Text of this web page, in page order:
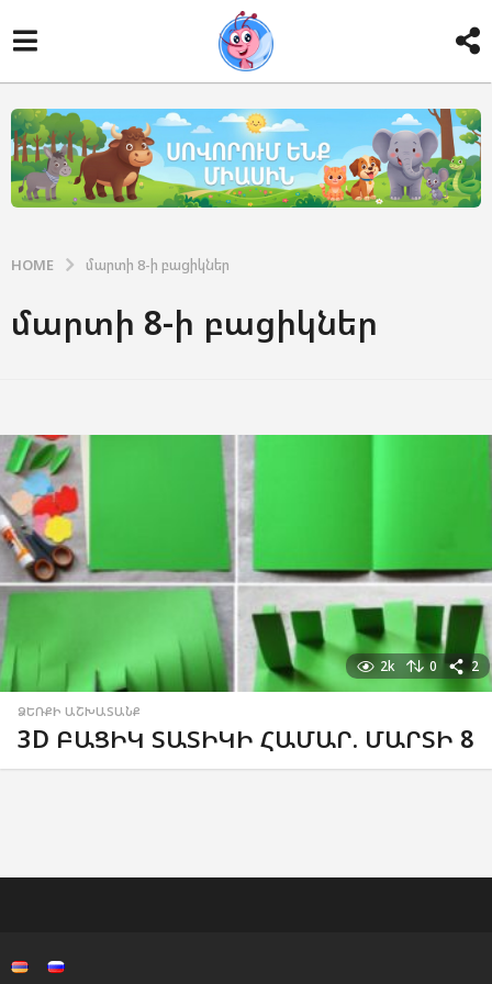
HOME մարտի 8-ի բացիկներ
մարտի 8-ի բացիկներ
2k 0 2
ՁԵՌՔԻ ԱՇԽԱՏԱՆՔ
3D ԲԱՑԻԿ ՏԱՏԻԿԻ ՀԱՄԱՐ. ՄԱՐՏԻ 8